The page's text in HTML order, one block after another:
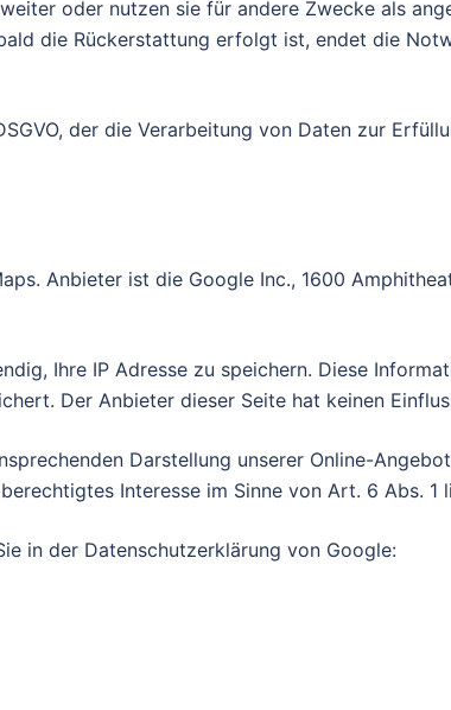
oder nutzen sie für andere Zwecke als
die Rückerstattung erfolgt ist, endet die
der die Verarbeitung von Daten zur
Anbieter ist die Google Inc., 1600
Ihre IP Adresse zu speichern. Diese
Der Anbieter dieser Seite hat keinen
Darstellung unserer Online-
Interesse im Sinne von Art. 6 Abs. 1
in der Datenschutzerklärung von Google: